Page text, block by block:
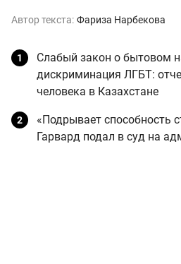
Автор текста: Фариза Нарбекова
Слабый закон о бытовом
дискриминация ЛГБТ:
человека в Казахстане
«Подрывает способность
Гарвард подал в суд на